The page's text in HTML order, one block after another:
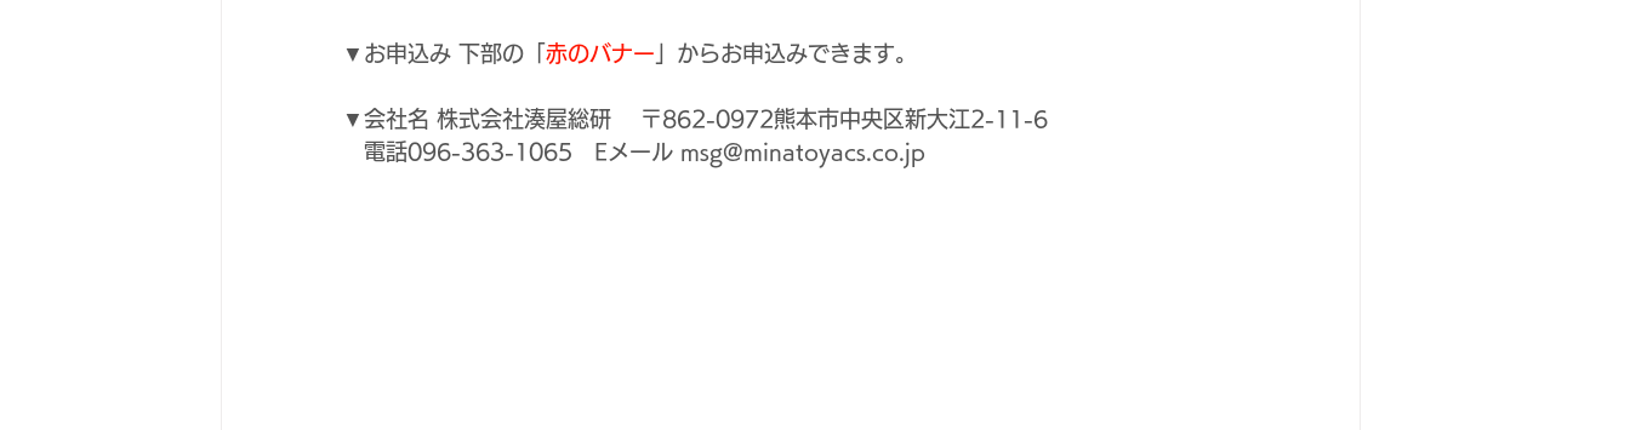
▼お申込み 下部の「 赤のバナー 」からお申込みできます。
▼会社名 株式会社湊屋総研 　〒862-0972熊本市中央区新大江2-11-6
   電話096-363-1065　Eメール
msg@minatoyacs.co.jp